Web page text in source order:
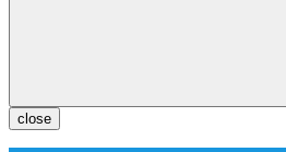
close